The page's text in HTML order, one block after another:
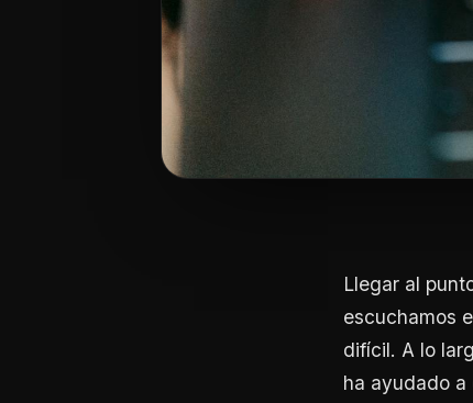
Llegar al
escuchamos
difícil. A lo
ha ayudado a